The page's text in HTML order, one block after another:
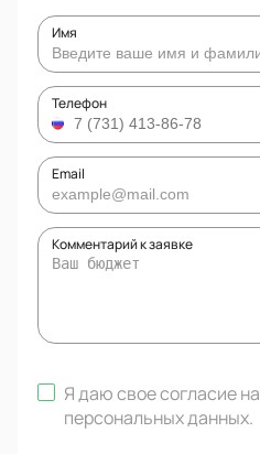
Имя
Телефон
Email
Комментарий к заявке
Я даю свое согласие на
персональных данных.